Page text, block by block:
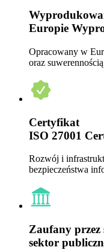
Europie
Opracowany w
oraz
Certyfikat
ISO 27001
Rozwój i
bezpieczeństwa
Zaufany
sektor